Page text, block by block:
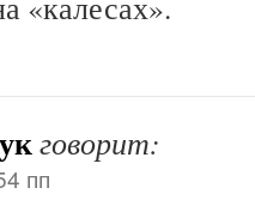
говорит:
пп